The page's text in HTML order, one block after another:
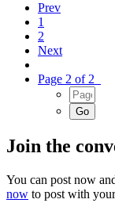
Prev
1
2
Next
Page 2 of 2
Join the
You can post now
now to post with